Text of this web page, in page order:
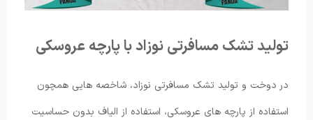
تولید تشک مسافرتی نوزاد با پارچه عروسکی
در دوخت و تولید تشک مسافرتی نوزاد، شاخصه هایی همچون
استفاده از پارچه های عروسکی، استفاده از الیاف بدون حساسیت